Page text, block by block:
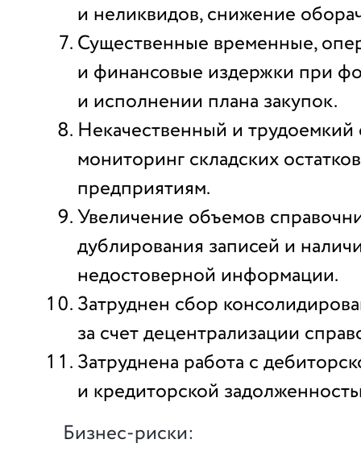
и неликвидов, снижение
Существенные временные,
и финансовые издержки при
и исполнении плана закупок.
Некачественный и
мониторинг складских
предприятиям.
Увеличение объемов
дублирования записей и
недостоверной информации.
Затруднен сбор
за счет децентрализации
Затруднена работа с
и кредиторской
Бизнес-риски: